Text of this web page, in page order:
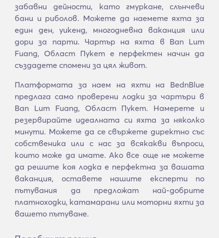
забавни дейности, като гмуркане, слънчеви
бани и риболов. Можете да наемете яхта за
един ден, уикенд, многодневна ваканция или
дори за парти. Чартър на яхта в Ban Lum
Fuang, Област Пукет е перфектен начин да
създадете спомени за цял живот.
Платформата за наем на яхти на BednBlue
предлага само проверени лодки за чартъри в
Ban Lum Fuang, Област Пукет. Намерете и
резервирайте идеалната си яхта за няколко
минути. Можете да се свържете директно със
собственика или с нас за всякакви въпроси,
които може да имате. Ако все още не можете
да решите коя лодка е перфектна за вашата
ваканция, оставете нашите експерти по
пътувания да предложат най-добрите
платноходки, катамарани или моторни яхти за
вашето пътуване.